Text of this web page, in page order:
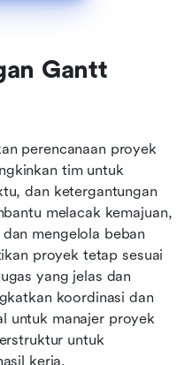
Gantt
perencanaan proyek
tim untuk
dan ketergantungan
melacak kemajuan,
mengelola beban
proyek tetap sesuai
yang jelas dan
koordinasi dan
untuk manajer proyek
untuk
kerja.